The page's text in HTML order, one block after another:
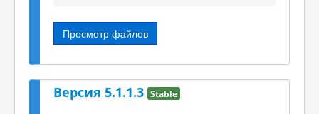
Просмотр файлов
Версия 5.1.1.3 Stable